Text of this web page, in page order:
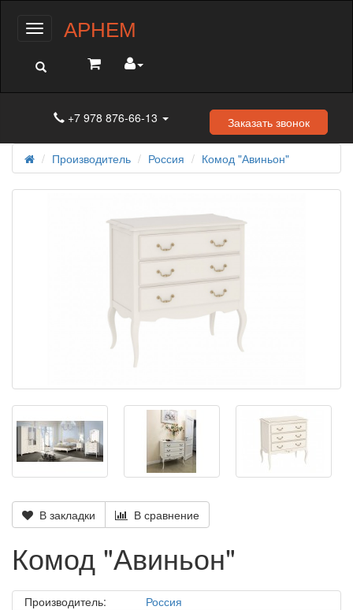
МенюАРНЕМ
+7 978 876-66-13 Заказать звонок
Производитель Россия Комод "Авиньон"
В закладки В сравнение
Комод "Авиньон"
Производитель:
Россия